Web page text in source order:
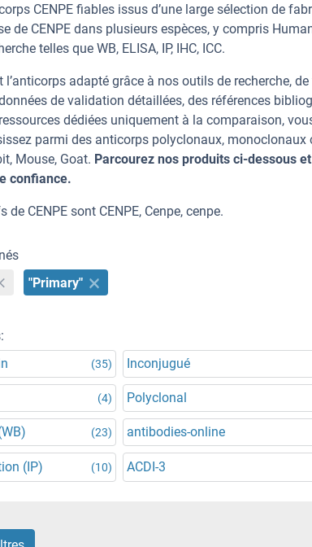
CENPE fiables issus d’une large sélection de
de CENPE dans plusieurs espèces, y compris
telles que WB, ELISA, IP, IHC, ICC.
l’anticorps adapté grâce à nos outils de recherche,
de validation détaillées, des références
dédiées uniquement à la comparaison,
parmi des anticorps polyclonaux,
Mouse, Goat. Parcourez nos produits ci-dessous
confiance.
CENPE sont CENPE, Cenpe, cenpe.
"Primary"
(35) Inconjugué
(4) Polyclonal
(23) antibodies-online
(IP) (10) ACDI-3